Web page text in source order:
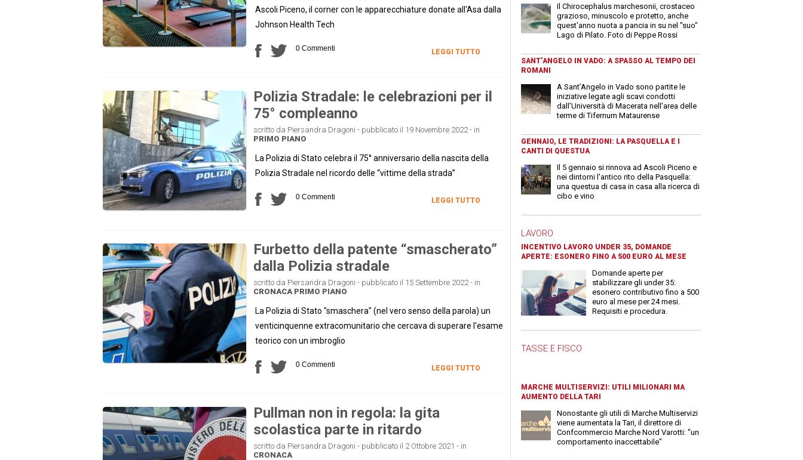
Ascoli Piceno, il corner con le apparecchiature donate all'Asa dalla
Johnson Health Tech
0 Commenti LEGGI TUTTO
Polizia Stradale: le celebrazioni per il
75° compleanno
scritto da Piersandra Dragoni - pubblicato il 19 Novembre 2022 - in
PRIMO PIANO
La Polizia di Stato celebra il 75° anniversario della nascita della
Polizia Stradale nel ricordo delle “vittime della strada”
0 Commenti LEGGI TUTTO
Furbetto della patente “smascherato”
dalla Polizia stradale
scritto da Piersandra Dragoni - pubblicato il 15 Settembre 2022 - in
CRONACA PRIMO PIANO
La Polizia di Stato "smaschera" (nel vero senso della parola) un
venticinquenne extracomunitario che cercava di superare l'esame
teorico con un imbroglio
0 Commenti LEGGI TUTTO
Pullman non in regola: la gita
scolastica parte in ritardo
scritto da Piersandra Dragoni - pubblicato il 2 Ottobre 2021 - in
CRONACA
Il Chirocephalus marchesonii, crostaceo
grazioso, minuscolo e protetto, anche
quest'anno nuota a pancia in su nel "suo"
Lago di Pilato. Foto di Peppe Rossi
SANT’ANGELO IN VADO: A SPASSO AL TEMPO DEI
ROMANI
A Sant’Angelo in Vado sono partite le
iniziative legate agli scavi condotti
dall’Università di Macerata nell’area delle
terme di Tifernum Mataurense
GENNAIO, LE TRADIZIONI: LA PASQUELLA E I
CANTI DI QUESTUA
Il 5 gennaio si rinnova ad Ascoli Piceno e
nei dintorni l'antico rito della Pasquella:
una questua di casa in casa alla ricerca di
cibo e vino
LAVORO
INCENTIVO LAVORO UNDER 35, DOMANDE
APERTE: ESONERO FINO A 500 EURO AL MESE
Domande aperte per
stabilizzare gli under 35:
esonero contributivo fino a 500
euro al mese per 24 mesi.
Requisiti e procedura.
TASSE E FISCO
MARCHE MULTISERVIZI: UTILI MILIONARI MA
AUMENTO DELLA TARI
Nonostante gli utili di Marche Multiservizi
viene aumentata la Tari, il direttore di
Confcommercio Marche Nord Varotti: "un
comportamento inaccettabile"